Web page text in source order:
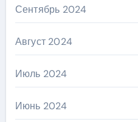
Сентябрь 2024
Август 2024
Июль 2024
Июнь 2024